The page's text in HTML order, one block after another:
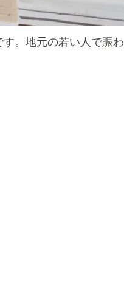
。地元の若い人で賑わ